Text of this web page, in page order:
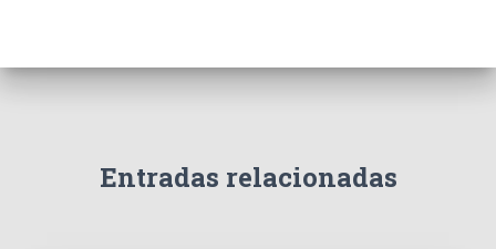
Entradas relacionadas